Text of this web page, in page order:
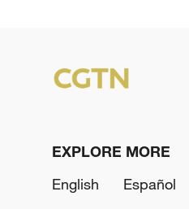
EXPLORE MORE
English
Español